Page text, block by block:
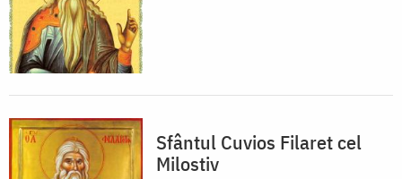
Sfântul Cuvios Filaret cel
Milostiv